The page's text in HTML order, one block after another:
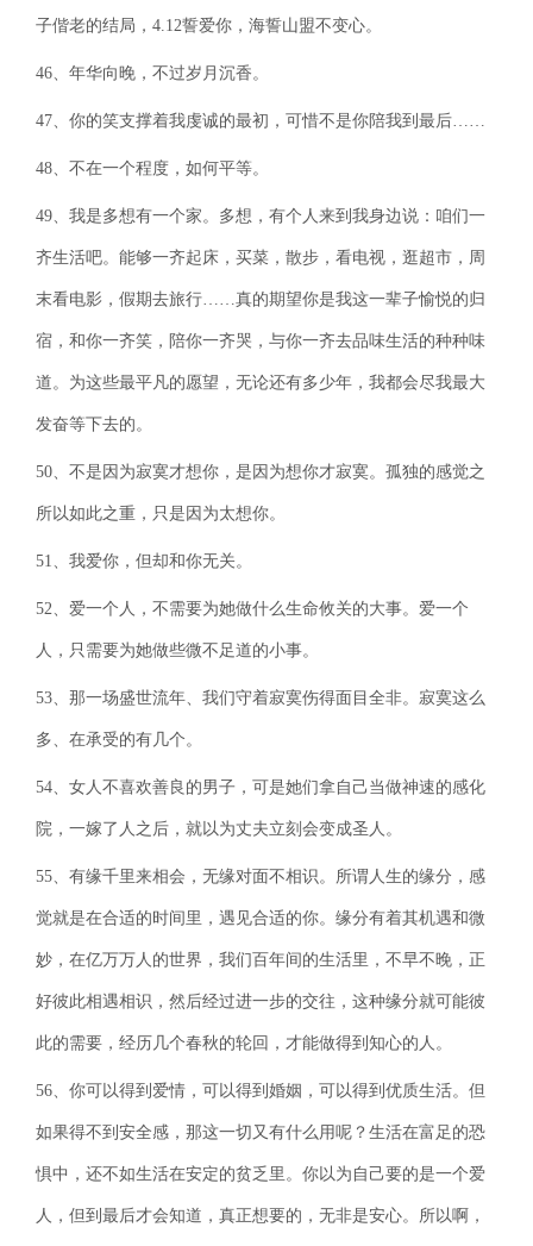
子偕老的结局，4.12誓爱你，海誓山盟不变心。
46、年华向晚，不过岁月沉香。
47、你的笑支撑着我虔诚的最初，可惜不是你陪我到最后……
48、不在一个程度，如何平等。
49、我是多想有一个家。多想，有个人来到我身边说：咱们一
齐生活吧。能够一齐起床，买菜，散步，看电视，逛超市，周
末看电影，假期去旅行……真的期望你是我这一辈子愉悦的归
宿，和你一齐笑，陪你一齐哭，与你一齐去品味生活的种种味
道。为这些最平凡的愿望，无论还有多少年，我都会尽我最大
发奋等下去的。
50、不是因为寂寞才想你，是因为想你才寂寞。孤独的感觉之
所以如此之重，只是因为太想你。
51、我爱你，但却和你无关。
52、爱一个人，不需要为她做什么生命攸关的大事。爱一个
人，只需要为她做些微不足道的小事。
53、那一场盛世流年、我们守着寂寞伤得面目全非。寂寞这么
多、在承受的有几个。
54、女人不喜欢善良的男子，可是她们拿自己当做神速的感化
院，一嫁了人之后，就以为丈夫立刻会变成圣人。
55、有缘千里来相会，无缘对面不相识。所谓人生的缘分，感
觉就是在合适的时间里，遇见合适的你。缘分有着其机遇和微
妙，在亿万万人的世界，我们百年间的生活里，不早不晚，正
好彼此相遇相识，然后经过进一步的交往，这种缘分就可能彼
此的需要，经历几个春秋的轮回，才能做得到知心的人。
56、你可以得到爱情，可以得到婚姻，可以得到优质生活。但
如果得不到安全感，那这一切又有什么用呢？生活在富足的恐
惧中，还不如生活在安定的贫乏里。你以为自己要的是一个爱
人，但到最后才会知道，真正想要的，无非是安心。所以啊，